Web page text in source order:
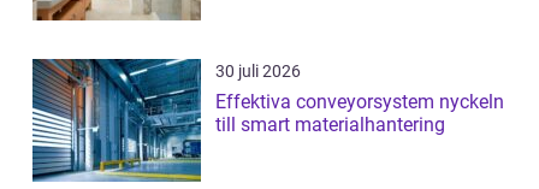
30 juli 2026
Effektiva conveyorsystem nyckeln
till smart materialhantering